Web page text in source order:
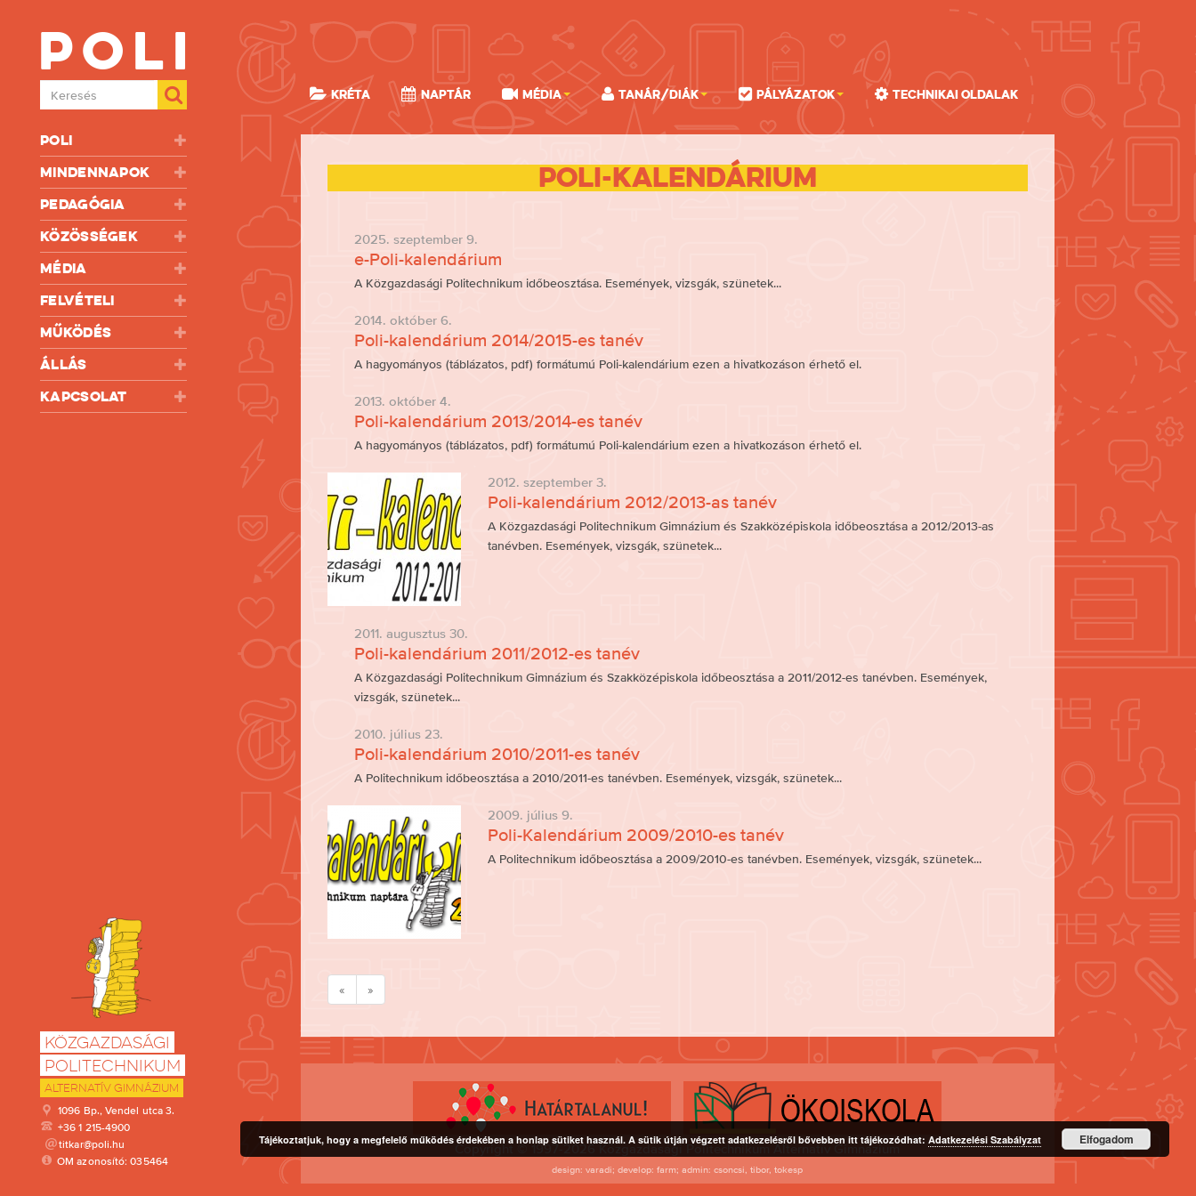
Poli
Mindennapok
Pedagógia
Közösségek
Média
Felvételi
Működés
Állás
Kapcsolat
Poli
Keresés
Közgazdasági
Politechnikum
Alternatív Gimnázium
1096 Bp., Vendel utca 3.
+36 1 215-4900
titkar@poli.hu
OM azonosító: 035464
KRÉTA Naptár Média Tanár/Diák Pályázatok Technikai oldalak
Poli-Kalendárium
2025. szeptember 9.
e-Poli-kalendárium
A Közgazdasági Politechnikum időbeosztása. Események, vizsgák, szünetek...
2014. október 6.
Poli-kalendárium 2014/2015-es tanév
A hagyományos (táblázatos, pdf) formátumú Poli-kalendárium ezen a hivatkozáson érhető el.
2013. október 4.
Poli-kalendárium 2013/2014-es tanév
A hagyományos (táblázatos, pdf) formátumú Poli-kalendárium ezen a hivatkozáson érhető el.
2012. szeptember 3.
Poli-kalendárium 2012/2013-as tanév
A Közgazdasági Politechnikum Gimnázium és Szakközépiskola időbeosztása a 2012/2013-as
tanévben. Események, vizsgák, szünetek...
2011. augusztus 30.
Poli-kalendárium 2011/2012-es tanév
A Közgazdasági Politechnikum Gimnázium és Szakközépiskola időbeosztása a 2011/2012-es tanévben. Események,
vizsgák, szünetek...
2010. július 23.
Poli-kalendárium 2010/2011-es tanév
A Politechnikum időbeosztása a 2010/2011-es tanévben. Események, vizsgák, szünetek...
2009. július 9.
Poli-Kalendárium 2009/2010-es tanév
A Politechnikum időbeosztása a 2009/2010-es tanévben. Események, vizsgák, szünetek...
« »
Copyright © 1997-2026 Közgazdasági Politechnikum Alternatív Gimnázium
design: varadi; develop: farm; admin: csoncsi, tibor, tokesp
Tájékoztatjuk, hogy a megfelelő működés érdekében a honlap sütiket használ. A sütik útján végzett adatkezelésről bővebben itt tájékozódhat: Adatkezelési Szabályzat Elfogadom